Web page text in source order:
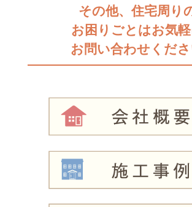
その他、住宅周り
お困りごとはお気
お問い合わせくだ